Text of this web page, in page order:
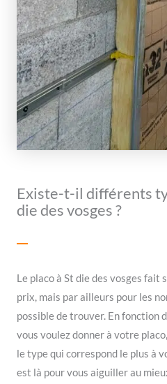
Existe-t-il différents
die des vosges ?
Le placo à St die des vosges fait
prix, mais par ailleurs pour les
possible de trouver. En fonction
vous voulez donner à votre
le type qui correspond le plus à
est là pour vous aiguiller au